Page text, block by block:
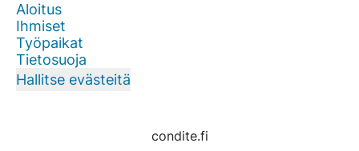
Aloitus
Ihmiset
Työpaikat
Tietosuoja
Hallitse evästeitä
condite.fi